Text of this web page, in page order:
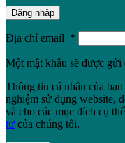
Đăng nhập
Địa chỉ email *
Một mật khẩu sẽ được gửi
Thông tin cá nhân của
nghiệm sử dụng website,
và cho các mục đích cụ
tư của chúng tôi.